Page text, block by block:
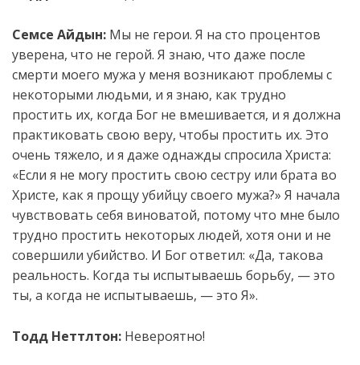
Семсе Айдын: Мы не герои. Я на сто процентов
уверена, что не герой. Я знаю, что даже после
смерти моего мужа у меня возникают проблемы с
некоторыми людьми, и я знаю, как трудно
простить их, когда Бог не вмешивается, и я должна
практиковать свою веру, чтобы простить их. Это
очень тяжело, и я даже однажды спросила Христа:
«Если я не могу простить свою сестру или брата во
Христе, как я прощу убийцу своего мужа?» Я начала
чувствовать себя виноватой, потому что мне было
трудно простить некоторых людей, хотя они и не
совершили убийство. И Бог ответил: «Да, такова
реальность. Когда ты испытываешь борьбу, — это
ты, а когда не испытываешь, — это Я».
Тодд Неттлтон: Невероятно!